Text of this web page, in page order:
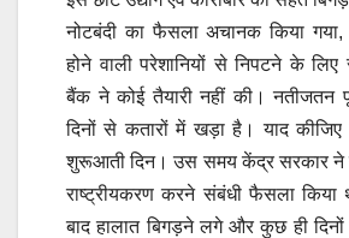
नोटबंदी का फैसला अचानक किया
होने वाली परेशानियों से निपटने के लिए
बैंक ने कोई तैयारी नहीं की। नतीजतन
दिनों से कतारों में खड़ा है। याद
शुरूआती दिन। उस समय केंद्र सरकार ने
राष्ट्रीयकरण करने संबंधी फैसला
बाद हालात बिगड़ने लगे और कुछ ही